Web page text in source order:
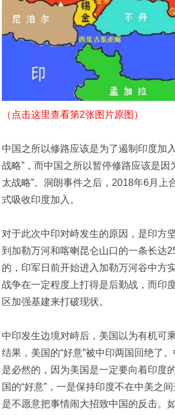
（点击这里查看第2张图片原图）
中国之所以修路应该是为了遏制印度加
战略”，而中国之所以暂停修路应该是因
太战略”。洞朗事件之后，2018年6月上
式吸收印度加入。
对于此次中印对峙发生的原因，是印方
到加勒万河和喀喇昆仑山口的一条长达
的，印军日前开始进入加勒万河谷中方
战争在一定程度上打得是后勤战，而印
区加强基建来打破现状。
中印发生边境对峙后，美国以为有机可
结果，美国的“好意”被中印两国回绝了
是必然的，因为美国是一定要向着印度
国的“好意”，一是保持印度不在中美之
是不愿意把事情闹大招致中国的反击。